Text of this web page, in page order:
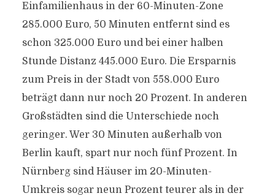
Einfamilienhaus in der 60-Minuten-Zone
285.000 Euro, 50 Minuten entfernt sind es
schon 325.000 Euro und bei einer halben
Stunde Distanz 445.000 Euro. Die Ersparnis
zum Preis in der Stadt von 558.000 Euro
beträgt dann nur noch 20 Prozent. In anderen
Großstädten sind die Unterschiede noch
geringer. Wer 30 Minuten außerhalb von
Berlin kauft, spart nur noch fünf Prozent. In
Nürnberg sind Häuser im 20-Minuten-
Umkreis sogar neun Prozent teurer als in der